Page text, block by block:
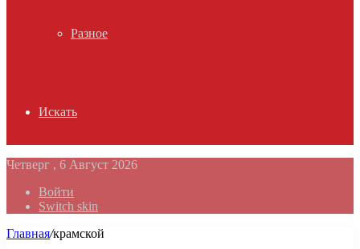
Разное
Искать
Четверг , 6 Август 2026
Войти
Switch skin
Главная/крамской